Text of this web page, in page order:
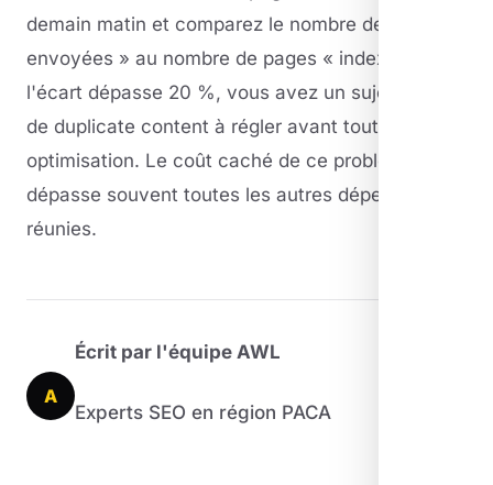
demain matin et comparez le nombre de pages «
envoyées » au nombre de pages « indexées ». Si
l'écart dépasse 20 %, vous avez un sujet sérieux
de duplicate content à régler avant toute autre
optimisation. Le coût caché de ce problème
dépasse souvent toutes les autres dépenses SEO
réunies.
A
Écrit par l'équipe AWL
Experts SEO en région PACA